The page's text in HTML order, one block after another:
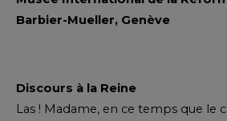
Barbier-Mueller, Genève
Discours à la Reine
Las ! Madame, en ce temps que le